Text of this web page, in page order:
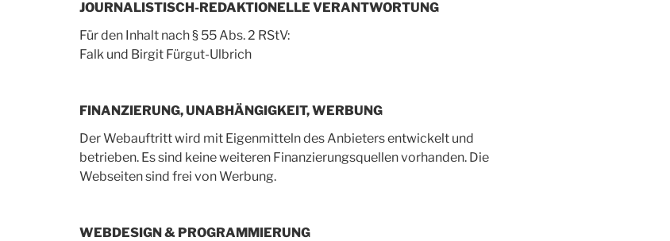
JOURNALISTISCH-REDAKTIONELLE VERANTWORTUNG
Für den Inhalt nach § 55 Abs. 2 RStV:
Falk und Birgit Fürgut-Ulbrich
FINANZIERUNG, UNABHÄNGIGKEIT, WERBUNG
Der Webauftritt wird mit Eigenmitteln des Anbieters entwickelt und
betrieben. Es sind keine weiteren Finanzierungsquellen vorhanden. Die
Webseiten sind frei von Werbung.
WEBDESIGN & PROGRAMMIERUNG